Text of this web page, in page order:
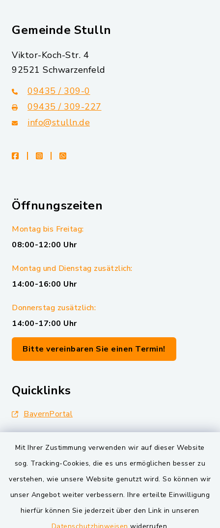
Mit Ihrer Zustimmung verwenden wir auf dieser Website
sog. Tracking-Cookies, die es uns ermöglichen besser zu
verstehen, wie unsere Website genutzt wird. So können wir
unser Angebot weiter verbessern. Ihre erteilte Einwilligung
hierfür können Sie jederzeit über den Link in unseren
Gemeinde Stulln
Viktor-Koch-Str. 4
92521 Schwarzenfeld
09435 / 309-0
09435 / 309-227
info@stulln.de
facebookinstagramwhatsapp
Öffnungszeiten
Montag bis Freitag:
08:00-12:00 Uhr
Montag und Dienstag zusätzlich:
14:00-16:00 Uhr
Donnerstag zusätzlich:
14:00-17:00 Uhr
Bitte vereinbaren Sie einen Termin!
Quicklinks
BayernPortal
Landkreis Schwandorf
VG und Gemeinden
Markt Schwarzenfeld